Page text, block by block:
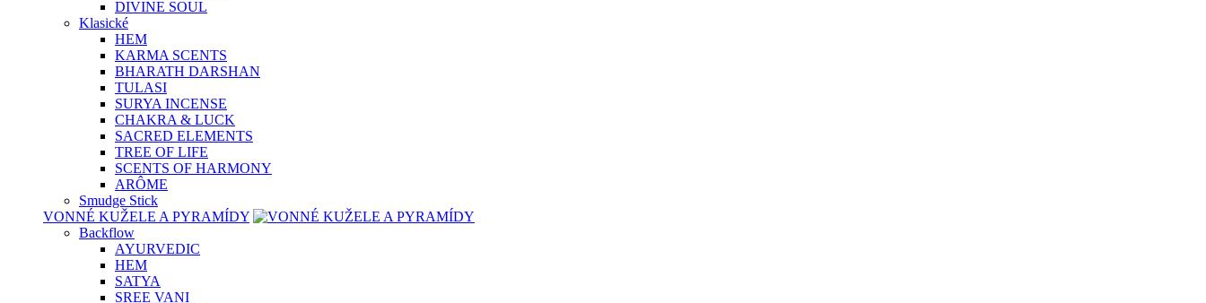
DIVINE SOUL
Klasické
HEM
KARMA SCENTS
BHARATH DARSHAN
TULASI
SURYA INCENSE
CHAKRA & LUCK
SACRED ELEMENTS
TREE OF LIFE
SCENTS OF HARMONY
ARÔME
Smudge Stick
VONNÉ KUŽELE A PYRAMÍDY
Backflow
AYURVEDIC
HEM
SATYA
SREE VANI